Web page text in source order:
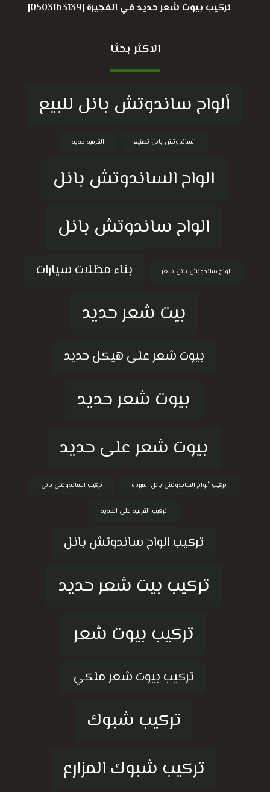
تركيب بيوت شعر حديد في الفجيرة |0503163139|
الاكثر بحثا
ألواح ساندوتش بانل للبيع
الساندوتش بانل تصنيع القرميد حديد
الواح الساندوتش بانل
الواح ساندوتش بانل
الواح ساندوتش بانل سعر بناء مظلات سيارات
بيت شعر حديد
بيوت شعر على هيكل حديد
بيوت شعر حديد
بيوت شعر على حديد
تركيب ألواح الساندوتش بانل المبردة تركيب الساندوتش بانل
تركيب القرميد على الحديد
تركيب الواح ساندوتش بانل
تركيب بيت شعر حديد
تركيب بيوت شعر
تركيب بيوت شعر ملكي
تركيب شبوك
تركيب شبوك المزارع